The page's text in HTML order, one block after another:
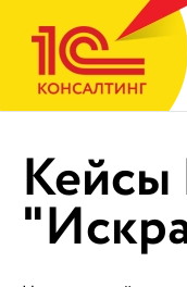
Кейсы